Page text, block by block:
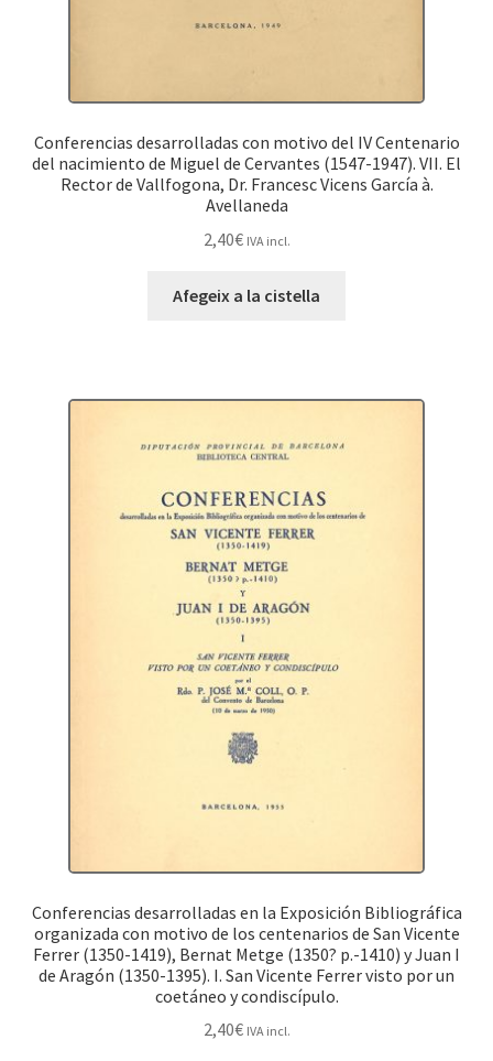
Conferencias desarrolladas con motivo del IV Centenario
del nacimiento de Miguel de Cervantes (1547-1947). VII. El
Rector de Vallfogona, Dr. Francesc Vicens García à.
Avellaneda
2,40€ IVA incl.
Afegeix a la cistella
Conferencias desarrolladas en la Exposición Bibliográfica
organizada con motivo de los centenarios de San Vicente
Ferrer (1350-1419), Bernat Metge (1350? p.-1410) y Juan I
de Aragón (1350-1395). I. San Vicente Ferrer visto por un
coetáneo y condiscípulo.
2,40€ IVA incl.